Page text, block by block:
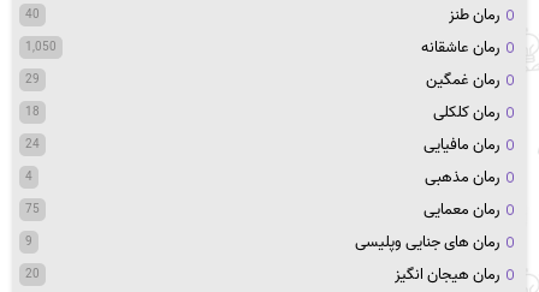
رمان طنز 40
رمان عاشقانه 1,050
رمان غمگین 29
رمان کلکلی 18
رمان مافیایی 24
رمان مذهبی 4
رمان معمایی 75
رمان های جنایی وپلیسی 9
رمان هیجان انگیز 20